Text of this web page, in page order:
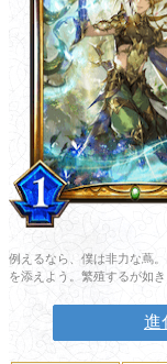
例えるなら、僕は非力な蔦
を添えよう。繁殖するが如き
進